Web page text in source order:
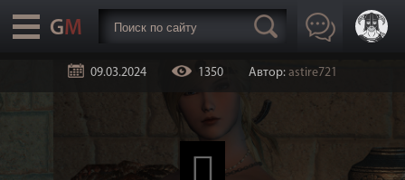
09.03.2024 1350 Автор: astire721